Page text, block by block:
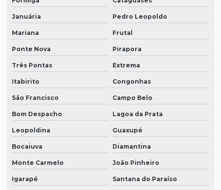
Januária Pedro Leopoldo
Mariana Frutal
Ponte Nova Pirapora
Três Pontas Extrema
Itabirito Congonhas
São Francisco Campo Belo
Bom Despacho Lagoa da Prata
Leopoldina Guaxupé
Bocaiuva Diamantina
Monte Carmelo João Pinheiro
Igarapé Santana do Paraíso